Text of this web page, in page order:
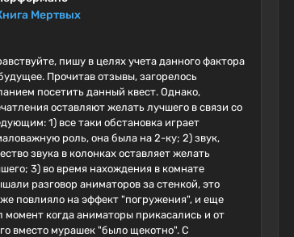
Мертвых
пишу в целях учета данного фактора
Прочитав отзывы, загорелось
посетить данный квест. Однако,
оставляют желать лучшего в связи со
1) все таки обстановка играет
роль, она была на 2-ку; 2) звук,
звука в колонках оставляет желать
3) во время нахождения в комнате
разговор аниматоров за стенкой, это
повлияло на эффект "погружения", и еще
момент когда аниматоры прикасались и от
вместо мурашек "было щекотно". С